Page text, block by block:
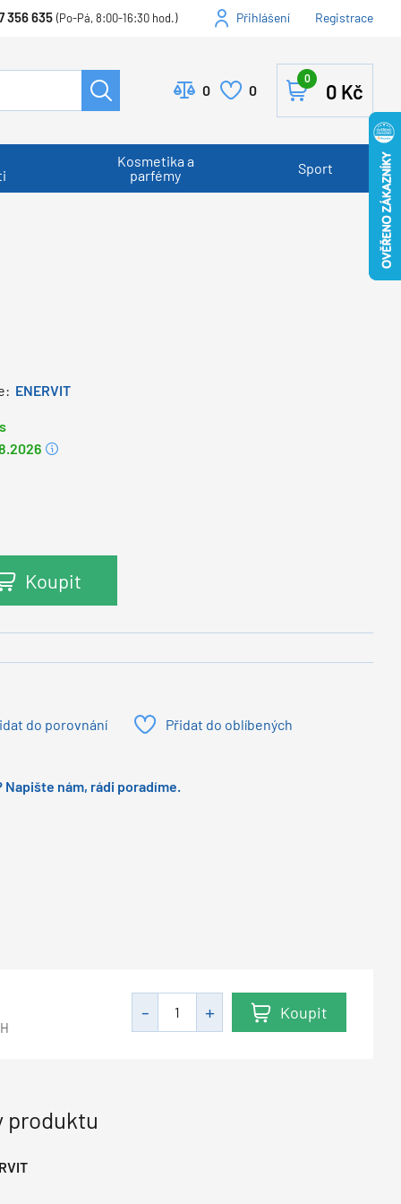
356 635 (Po-Pá, 8:00-16:30 hod.) Přihlášení Registrace
0 0 0 Kč
0
Kosmetika a
parfémy
Sport
ENERVIT
Koupit
do porovnání Přidat do oblíbených
Napište nám, rádi poradíme.
Koupit
produktu